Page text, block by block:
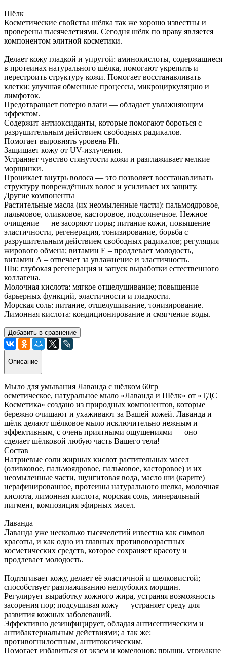
Шёлк
Косметические свойства шёлка так же хорошо известны и
проверены тысячелетиями. Сегодня шёлк по праву является
компонентом элитной косметики.
Делает кожу гладкой и упругой: аминокислоты, содержащиеся
в протеинах натурального шёлка, помогают укрепить и
перестроить структуру кожи. Помогает восстанавливать
клетки: улучшая обменные процессы, микроциркуляцию и
лимфоток.
Предотвращает потерю влаги — обладает увлажняющим
эффектом.
Содержит антиоксиданты, которые помогают бороться с
разрушительным действием свободных радикалов.
Помогает выровнять уровень Ph.
Защищает кожу от UV-излучения.
Устраняет чувство стянутости кожи и разглаживает мелкие
морщинки.
Проникает внутрь волоса — это позволяет восстанавливать
структуру повреждённых волос и усиливает их защиту.
Другие компоненты
Растительные масла (их неомыленные части): пальмоядровое,
пальмовое, оливковое, касторовое, подсолнечное. Нежное
очищение — не засоряют поры; питание кожи, повышение
эластичности, регенерация, тонизирование, борьба с
разрушительным действием свободных радикалов; регуляция
жирового обмена; витамин Е – продлевает молодость,
витамин А – отвечает за увлажнение и эластичность.
Ши: глубокая регенерация и запуск выработки естественного
коллагена.
Молочная кислота: мягкое отшелушивание; повышение
барьерных функций, эластичности и гладкости.
Морская соль: питание, отшелушивание, тонизирование.
Лимонная кислота: кондиционирование и смягчение воды.
Добавить в сравнение
Описание
Мыло для умывания Лаванда с шёлком 60гр
осметическое, натуральное мыло «Лаванда и Шёлк» от «ТДС
Косметика» создано из природных компонентов, которые
бережно очищают и ухаживают за Вашей кожей. Лаванда и
шёлк делают шёлковое мыло исключительно нежным и
эффективным, с очень приятными ощущениями — оно
сделает шёлковой любую часть Вашего тела!
Состав
Натриевые соли жирных кислот растительных масел
(оливковое, пальмоядровое, пальмовое, касторовое) и их
неомыленные части, шунгитовая вода, масло ши (карите)
нерафинированное, протеины натурального шелка, молочная
кислота, лимонная кислота, морская соль, минеральный
пигмент, композиция эфирных масел.
Лаванда
Лаванда уже несколько тысячелетий известна как символ
красоты, и как одно из главных противовозрастных
косметических средств, которое сохраняет красоту и
продлевает молодость.
Подтягивает кожу, делает её эластичной и шелковистой;
способствует разглаживанию неглубоких морщин.
Регулирует выработку кожного жира, устраняя возможность
засорения пор; подсушивая кожу — устраняет среду для
развития кожных заболеваний.
Эффективно дезинфицирует, обладая антисептическим и
антибактериальным действиями; а так же:
противогнилостным, антитоксическим.
Помогает избавиться от экзем и комедонов: прыщи, угри/акне